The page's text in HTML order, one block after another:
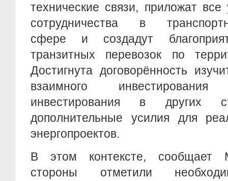
технические связи, приложат
сотрудничества в
сфере и создадут
транзитных перевозок по
Достигнута договорённость
взаимного
инвестирования в других
дополнительные усилия для
энергопроектов.
В этом контексте, сообщает
стороны отметили